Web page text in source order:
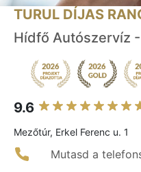
TURUL DÍJAS
Hídfő Autószervíz
9.6
Mezőtúr, Erkel Ferenc u. 1
Mutasd a